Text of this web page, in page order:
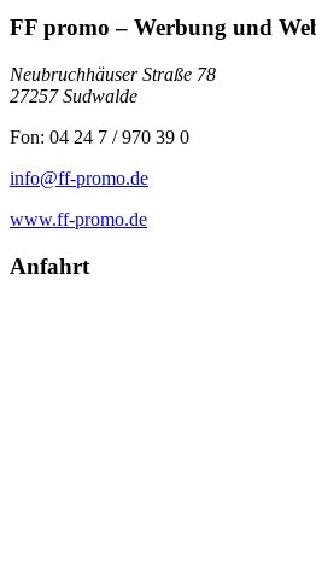
FF promo – Werbung und
Neubruchhäuser Straße 78
27257 Sudwalde
Fon: 04 24 7 / 970 39 0
info@ff-promo.de
www.ff-promo.de
Anfahrt